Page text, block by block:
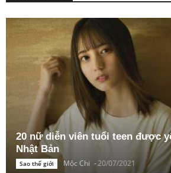
20 nữ diễn viên tuổi teen được
Nhật Bản
Sao thế giới Mộc Chi -20/07/2021